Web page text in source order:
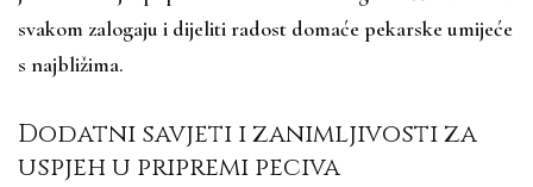
svakom zalogaju i dijeliti radost domaće pekarske umijeće
s najbližima.
Dodatni savjeti i zanimljivosti za
uspjeh u pripremi peciva